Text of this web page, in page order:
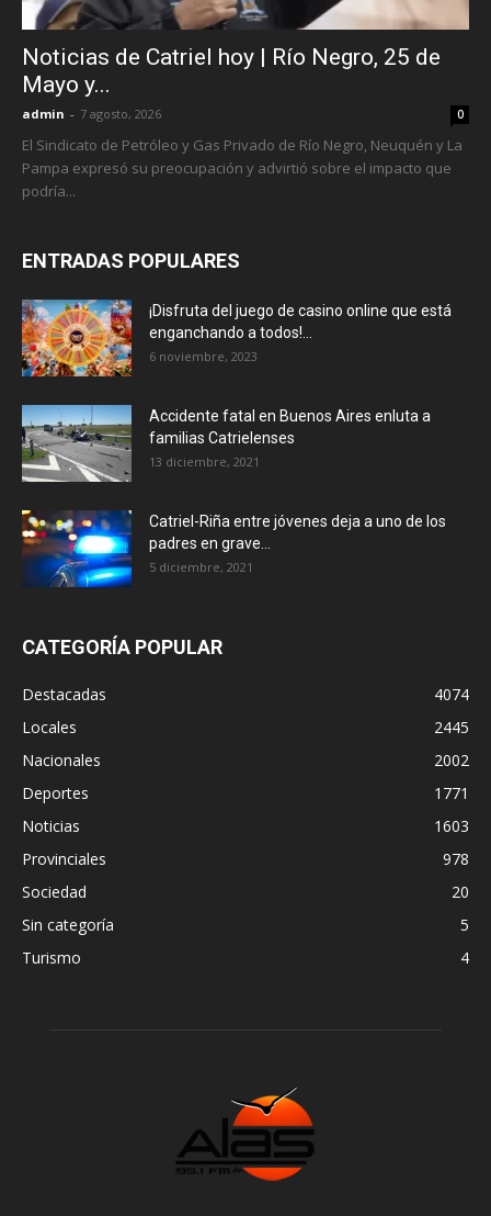
Noticias de Catriel hoy | Río Negro, 25 de
Mayo y...
admin - 7 agosto, 2026 0
El Sindicato de Petróleo y Gas Privado de Río Negro, Neuquén y La
Pampa expresó su preocupación y advirtió sobre el impacto que
podría...
ENTRADAS POPULARES
¡Disfruta del juego de casino online que está
enganchando a todos!...
6 noviembre, 2023
Accidente fatal en Buenos Aires enluta a
familias Catrielenses
13 diciembre, 2021
Catriel-Riña entre jóvenes deja a uno de los
padres en grave...
5 diciembre, 2021
CATEGORÍA POPULAR
Destacadas
4074
Locales
2445
Nacionales
2002
Deportes
1771
Noticias
1603
Provinciales
978
Sociedad
20
Sin categoría
5
Turismo
4